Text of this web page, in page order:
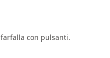
con pulsanti.